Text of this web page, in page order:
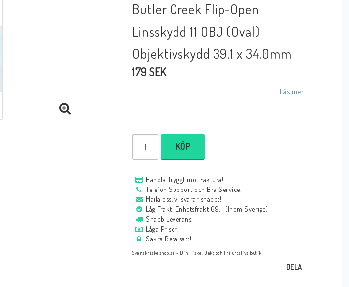
Butler Creek Flip-Open
Linsskydd 11 OBJ (Oval)
Objektivskydd 39.1 x 34.0mm
179 SEK
Läs mer...
KÖP
Handla Tryggt mot Faktura!
Telefon Support och Bra Service!
Maila oss, vi svarar snabbt!
Låg Frakt! Enhetsfrakt 69:- (Inom Sverige)
Snabb Leverans!
Låga Priser!
Säkra Betalsätt!
Svenskfiskeshop.se - Din Fiske, Jakt och Friluftslivs Butik.
DELA